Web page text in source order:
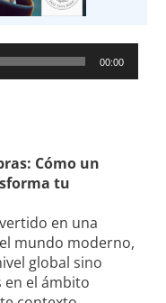
00:00
Cómo un
tu
en una
mundo moderno,
global sino
el ámbito